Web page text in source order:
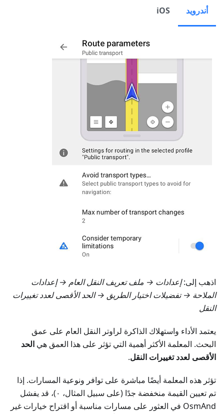
أندرويد iOS
اذهب إلى:إعدادات → ملف تعريف النقل العام → إعدادات
الملاحة → تفضيلات اختيار الطريق → الحد الأقصى لعدد تغييرات
النقل
يعتمد الأداء واستهلاك الذاكرة لراوتر النقل العام على عمق
البحث. المعلمة الأكثر أهمية التي تؤثر على هذا العمق هي الحد
الأقصى لعدد تغييرات النقل.
تؤثر هذه المعلمة أيضًا مباشرة على توافر ونوعية المسارات. إذا
تم تعيين القيمة منخفضة جدًا (على سبيل المثال، ٠)، قد يفشل
OsmAnd في العثور على مسارات مناسبة أو اقتراح خيارات غير